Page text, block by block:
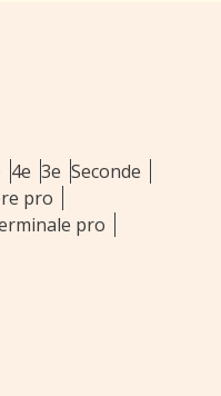
4e 3e Seconde
pro
pro